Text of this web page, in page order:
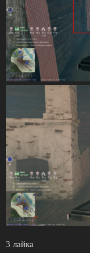
3 лайка